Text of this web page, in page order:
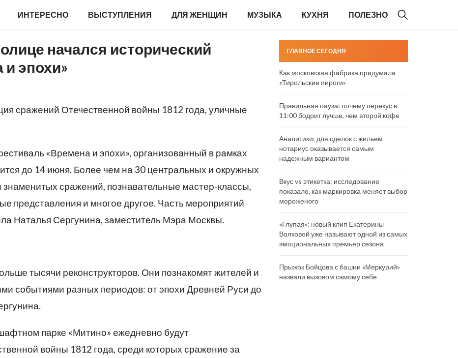
ИНТЕРЕСНО ВЫСТУПЛЕНИЯ ДЛЯ ЖЕНЩИН МУЗЫКА КУХНЯ ПОЛЕЗНО
начался исторический
эпохи»
сражений Отечественной войны 1812 года, уличные
«Времена и эпохи», организованный в рамках
до 14 июня. Более чем на 30 центральных и окружных
знаменитых сражений, познавательные мастер-классы,
представления и многое другое. Часть мероприятий
Наталья Сергунина, заместитель Мэра Москвы.
тысячи реконструкторов. Они познакомят жителей и
событиями разных периодов: от эпохи Древней Руси до
парке «Митино» ежедневно будут
войны 1812 года, среди которых сражение за
ГЛАВНОЕ СЕГОДНЯ
Как московская фабрика придумала
«Тирольские пироги»
Правильная пауза: почему перекус в
11:00 бодрит лучше, чем второй кофе
Аналитики: для сделок с жильем
нотариус оказывается самым
надежным вариантом
Вкус vs этикетка: исследование
показало, как маркировка меняет выбор
мороженого
«Глупая»: новый клип Екатерины
Волковой уже называют одной из самых
эмоциональных премьер сезона
Прыжок Бойцова с башни «Меркурий»
назвали вызовом самому себе